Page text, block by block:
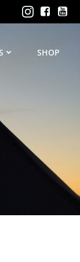
SHOP